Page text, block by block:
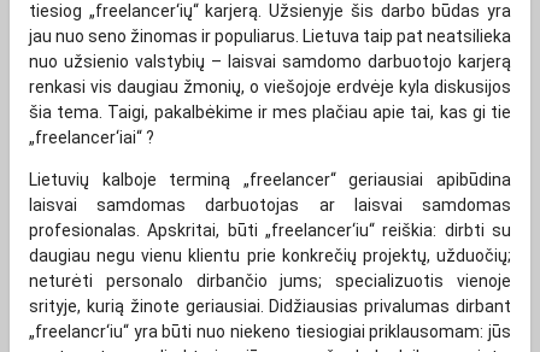
tiesiog „freelancer‘ių“ karjerą. Užsienyje šis darbo būdas yra
jau nuo seno žinomas ir populiarus. Lietuva taip pat neatsilieka
nuo užsienio valstybių – laisvai samdomo darbuotojo karjerą
renkasi vis daugiau žmonių, o viešojoje erdvėje kyla diskusijos
šia tema. Taigi, pakalbėkime ir mes plačiau apie tai, kas gi tie
„freelancer‘iai“ ?
Lietuvių kalboje terminą „freelancer“ geriausiai apibūdina
laisvai samdomas darbuotojas ar laisvai samdomas
profesionalas. Apskritai, būti „freelancer‘iu“ reiškia: dirbti su
daugiau negu vienu klientu prie konkrečių projektų, užduočių;
neturėti personalo dirbančio jums; specializuotis vienoje
srityje, kurią žinote geriausiai. Didžiausias privalumas dirbant
„freelancr‘iu“ yra būti nuo niekeno tiesiogiai priklausomam: jūs